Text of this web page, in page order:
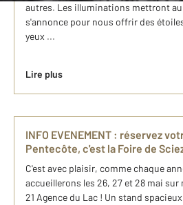
autres. Les illuminations mettront
s'annonce pour nous offrir des
yeux ...
Lire plus
INFO EVENEMENT : réservez
Pentecôte, c'est la Foire de
C'est avec plaisir, comme chaque
accueillerons les 26, 27 et 28 mai sur
21 Agence du Lac ! Un stand